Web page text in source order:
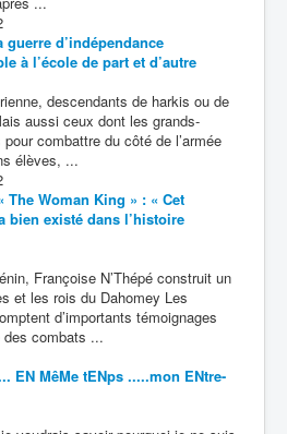
guerre d’indépendance
à l’école de part et d’autre
descendants de harkis ou de
aussi ceux dont les grands-
combattre du côté de l’armée
élèves, ...
The Woman King » : « Cet
bien existé dans l’histoire
Françoise N’Thépé construit un
et les rois du Dahomey Les
d’importants témoignages
des combats ...
EN MêMe tENps .....mon ENtre-